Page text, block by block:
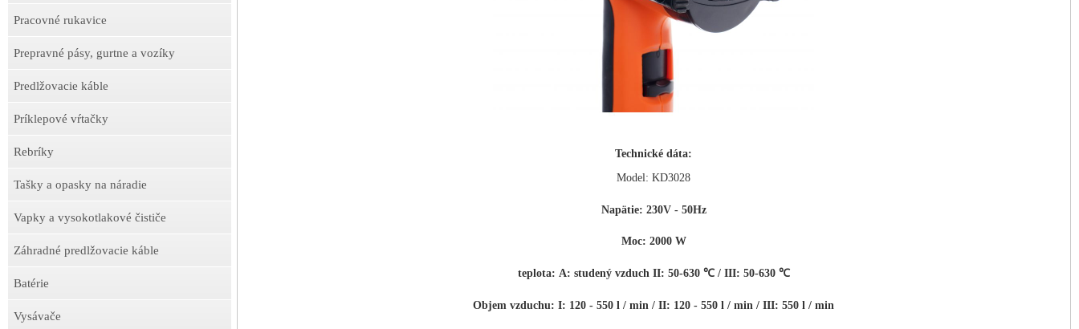
Pracovné rukavice
Prepravné pásy, gurtne a vozíky
Predlžovacie káble
Príklepové vŕtačky
Rebríky
Tašky a opasky na náradie
Vapky a vysokotlakové čističe
Záhradné predlžovacie káble
Batérie
Vysávače
Technické dáta:
Model:KD3028
Napätie: 230V - 50Hz
Moc: 2000 W
teplota: A: studený vzduch II: 50-630 ℃ / III: 50-630 ℃
Objem vzduchu:I: 120 - 550 l / min /II: 120 - 550 l / min /III: 550 l / min